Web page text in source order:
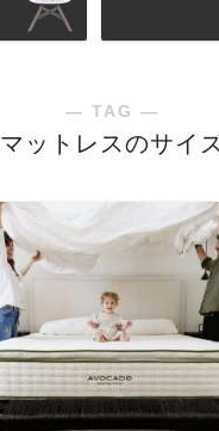
― TAG ―
マットレスのサイ